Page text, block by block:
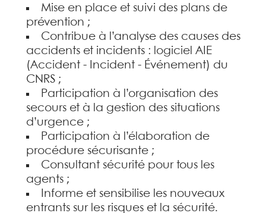
Mise en place et suivi des plans de
prévention ;
Contribue à l’analyse des causes des
accidents et incidents : logiciel AIE
(Accident - Incident - Événement) du
CNRS ;
Participation à l’organisation des
secours et à la gestion des situations
d’urgence ;
Participation à l’élaboration de
procédure sécurisante ;
Consultant sécurité pour tous les
agents ;
Informe et sensibilise les nouveaux
entrants sur les risques et la sécurité.